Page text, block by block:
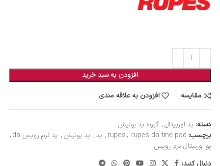
افزودن به سبد خرید
مقایسه
افزودن به علاقه مندی
دسته: پد اوربیتال, گروه پد پولیش
برچسب:
rupes, rupes da fine pad
, پد, پد پولیش, پد نرم روپس da
,
پو اوربیتال نرم روپس
دنبال کنید: